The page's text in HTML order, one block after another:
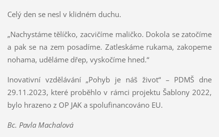
Celý den se nesl v klidném duchu.
„Nachystáme tělíčko, zacvičíme maličko. Dokola se zatočíme
a pak se na zem posadíme. Zatleskáme rukama, zakopeme
nohama, uděláme dřep, vyskočíme hned.“
Inovativní vzdělávání „Pohyb je náš život“ – PDMŠ dne
29.11.2023, které proběhlo v rámci projektu Šablony 2022,
bylo hrazeno z OP JAK a spolufinancováno EU.
Bc. Pavla Machalová